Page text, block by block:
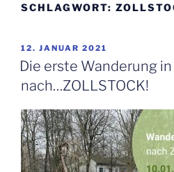
SCHLAGWORT:
VERÖFFENTLICHT
AM
12. JANUAR 2021
Die ers­te Wan­de­rung
nach…ZOLLSTOCK!